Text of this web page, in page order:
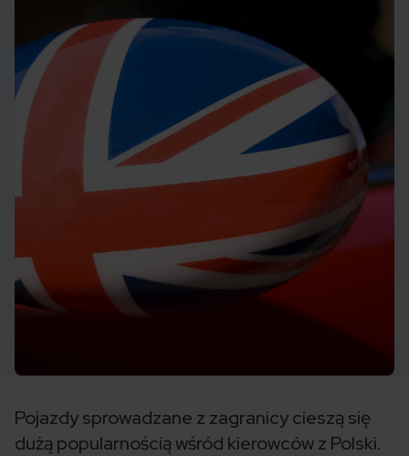
Pojazdy sprowadzane z zagranicy cieszą się
dużą popularnością wśród kierowców z Polski.